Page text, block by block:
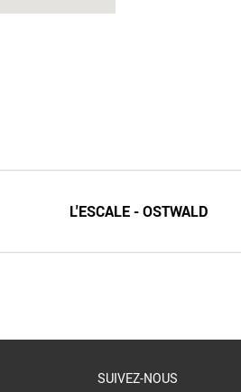
L'ESCALE - OSTWALD
SUIVEZ-NOUS